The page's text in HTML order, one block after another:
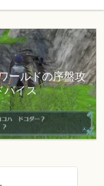
ールドの序盤攻
バイス